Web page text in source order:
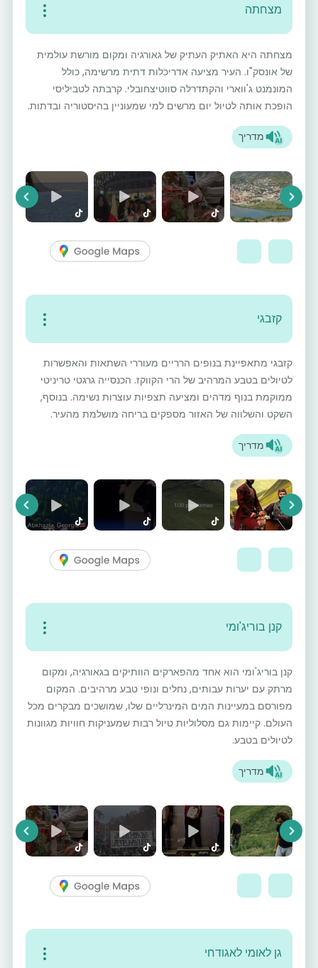
מצחתה
מצחתה היא האתיק העתיק של גאורגיה ומקום מורשת עולמית
של אונסק"ו. העיר מציעה אדריכלות דתית מרשימה, כולל
המונמנט ג'ווארי והקתדרלה סווטיצחובלי. קרבתה לטביליסי
הופכת אותה לטיול יום מרשים למי שמעוניין בהיסטוריה ובדתות.
מדריך
Next
קזבגי
קזבגי מתאפיינת בנופים הרריים מעוררי השתאות והאפשרות
לטיולים בטבע המרהיב של הרי הקווקז. הכנסייה גרגטי טריניטי
ממוקמת בנוף מדהים ומציעה תצפיות עוצרות נשימה. בנוסף,
השקט והשלווה של האזור מספקים בריחה מושלמת מהעיר.
מדריך
Next
קנן בוריג'ומי
קנן בוריג'ומי הוא אחד מהפארקים הוותיקים בגאורגיה, ומקום
מרתק עם יערות עבותים, נחלים ונופי טבע מרהיבים. המקום
מפורסם במעיינות המים המינרליים שלו, שמושכים מבקרים מכל
העולם. קיימות גם מסלוליות טיול רבות שמעניקות חוויות מגוונות
לטיולים בטבע.
מדריך
Next
גן לאומי לאגודחי